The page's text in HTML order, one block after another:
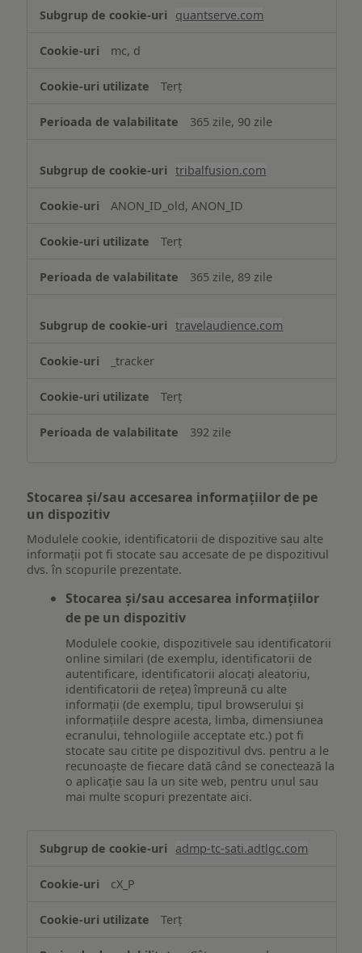
quantserve.com
mc, d
Terț
365 zile, 90 zile
tribalfusion.com
ANON_ID_old, ANON_ID
Terț
365 zile, 89 zile
travelaudience.com
_tracker
Terț
392 zile
Stocarea și/sau accesarea informațiilor de pe
un dispozitiv
Modulele cookie, identificatorii de dispozitive sau alte
informații pot fi stocate sau accesate de pe dispozitivul
dvs. în scopurile prezentate.
Stocarea și/sau accesarea informațiilor
de pe un dispozitiv
Modulele cookie, dispozitivele sau identificatorii
online similari (de exemplu, identificatorii de
autentificare, identificatorii alocați aleatoriu,
identificatorii de rețea) împreună cu alte
informații (de exemplu, tipul browserului și
informațiile despre acesta, limba, dimensiunea
ecranului, tehnologiile acceptate etc.) pot fi
stocate sau citite pe dispozitivul dvs. pentru a le
recunoaște de fiecare dată când se conectează la
o aplicație sau la un site web, pentru unul sau
mai multe scopuri prezentate aici.
și/sau
informațiilor
pe
admp-tc-sati.adtlgc.com
cX_P
Terț